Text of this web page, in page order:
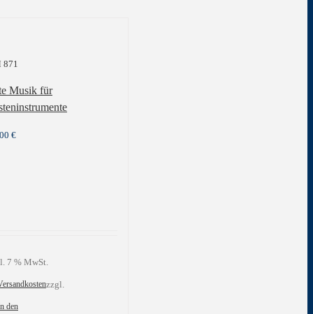
871
Musik für
€
7 % MwSt.
zzgl.
den